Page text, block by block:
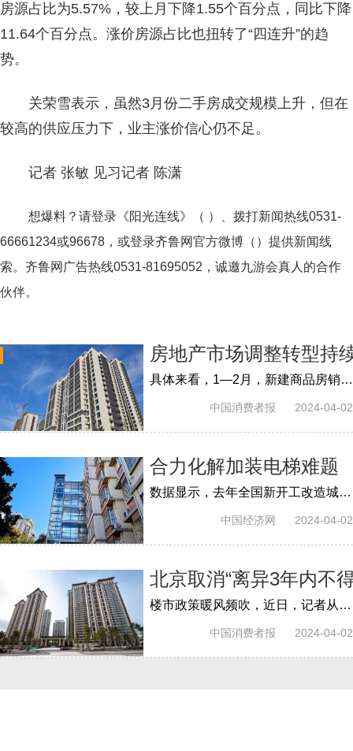
房源占比为5.57%，较上月下降1.55个百分点，同比下降
11.64个百分点。涨价房源占比也扭转了“四连升”的趋
势。
关荣雪表示，虽然3月份二手房成交规模上升，但在
较高的供应压力下，业主涨价信心仍不足。
记者 张敏 见习记者 陈潇
想爆料？请登录《阳光连线》（ ）、拨打新闻热线0531-
66661234或96678，或登录齐鲁网官方微博（）提供新闻线
索。齐鲁网广告热线0531-81695052 ，诚邀九游会真人的合作
伙伴。
房地产市场调整转型持
具体来看，1—2月，新建商品房销售面积11369万平方米，同比下降20.5%，其中住宅销售面积下降24.8%。新建商品房销售额10566亿元，下降29.3%...
中国消费者报 2024-04-02
合力化解加装电梯难题
数据显示，去年全国新开工改造城镇老旧小区5.3万个，加装电梯3.6万部。这是小切口改善大民生的代表性工程。
中国经济网 2024-04-02
北京取消“离异3年内不
楼市政策暖风频吹，近日，记者从北京市住房和城乡建设委员会官方网站获悉，2021年8月出台的《北京市住房和城乡建设委员会关于进一步完善商...
中国消费者报 2024-04-02